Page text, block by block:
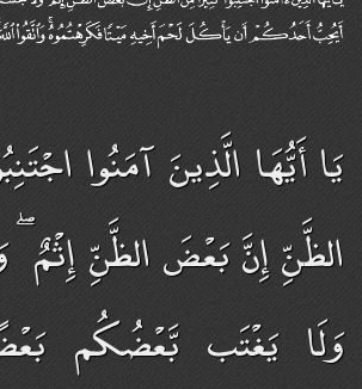
يَا أَيُّهَا الَّذِينَ آمَنُوا
الظَّنِّ إِنَّ بَعْضَ الظَّنِّ إِثْمٌ
وَلَا يَغْتَب بَّعْضُكُم